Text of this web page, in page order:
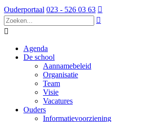
Ouderportaal 023 - 526 03 63 


Agenda
De school
Aannamebeleid
Organisatie
Team
Visie
Vacatures
Ouders
Informatievoorziening